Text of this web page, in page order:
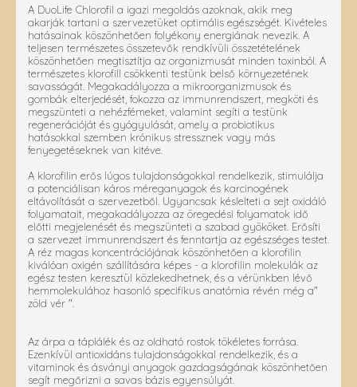
A DuoLife Chlorofil a igazi megoldás azoknak, akik meg
akarják tartani a szervezetüket optimális egészségét. Kivételes
hatásainak köszönhetően folyékony energiának nevezik. A
teljesen természetes összetevők rendkívüli összetételének
köszönhetően megtisztítja az organizmusát minden toxinból. A
természetes klorofill csökkenti testünk belső környezetének
savasságát. Megakadályozza a mikroorganizmusok és
gombák elterjedését, fokozza az immunrendszert, megköti és
megszünteti a nehézfémeket, valamint segíti a testünk
regenerációját és gyógyulását, amely a probiotikus
hatásokkal szemben krónikus stressznek vagy más
fenyegetéseknek van kitéve.
A klorofilin erős lúgos tulajdonságokkal rendelkezik, stimulálja
a potenciálisan káros méreganyagok és karcinogének
eltávolítását a szervezetből. Ugyancsak késlelteti a sejt oxidáló
folyamatait, megakadályozza az öregedési folyamatok idő
előtti megjelenését és megszünteti a szabad gyököket. Erősíti
a szervezet immunrendszert és fenntartja az egészséges testet.
A réz magas koncentrációjának köszönhetően a klorofilin
kiválóan oxigén szállítására képes - a klorofilin molekulák az
egész testen keresztül közlekedhetnek, és a vérünkben lévő
hemmolekulához hasonló specifikus anatómia révén még a"
zöld vér ".
Az árpa a táplálék és az oldható rostok tökéletes forrása.
Ezenkívül antioxidáns tulajdonságokkal rendelkezik, és a
vitaminok és ásványi anyagok gazdagságának köszönhetően
segít megőrizni a savas bázis egyensúlyát.